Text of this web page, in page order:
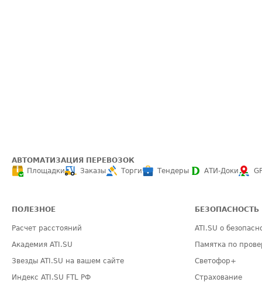
АВТОМАТИЗАЦИЯ ПЕРЕВОЗОК
Площадки
Заказы Торги Тендеры АТИ-Доки
ПОЛЕЗНОЕ
Расчет расстояний
Академия ATI.SU
Звезды ATI.SU на вашем сайте
Индекс ATI.SU FTL РФ
БЕЗОПАСНОСТЬ
ATI.SU о
Памятка по
Светофор+
Страхование